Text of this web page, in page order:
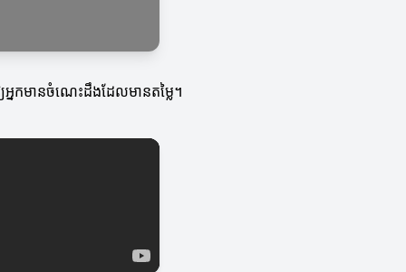
នកមានចំណេះដឹងដែលមានតម្លៃ។